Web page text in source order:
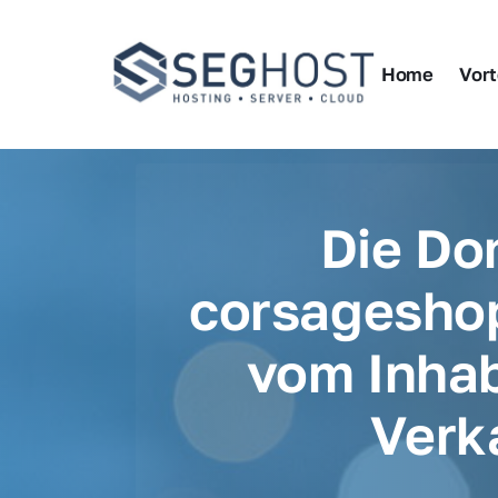
Home
Die
vom